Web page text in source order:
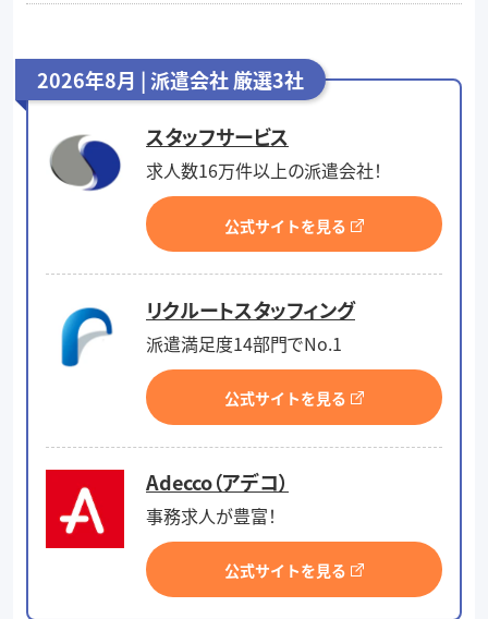
2026年8月 | 派遣会社 厳選3社
スタッフサービス
求人数16万件以上の派遣会社！
公式サイトを見る
リクルートスタッフィング
派遣満足度14部門でNo.1
公式サイトを見る
Adecco（アデコ）
事務求人が豊富！
公式サイトを見る